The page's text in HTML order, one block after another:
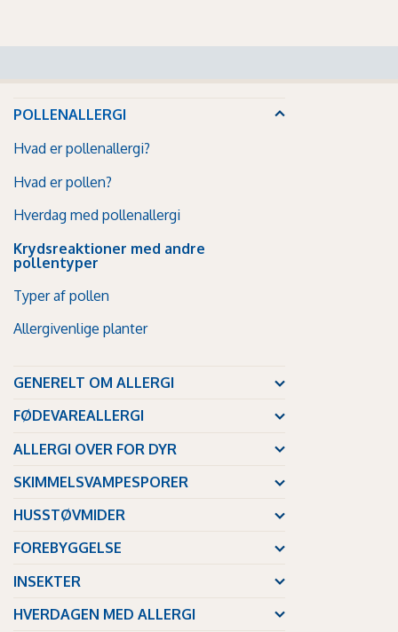
POLLENALLERGI
Hvad er pollenallergi?
Hvad er pollen?
Hverdag med pollenallergi
Krydsreaktioner med andre
pollentyper
Typer af pollen
Allergivenlige planter
GENERELT OM ALLERGI
FØDEVAREALLERGI
ALLERGI OVER FOR DYR
SKIMMELSVAMPESPORER
HUSSTØVMIDER
FOREBYGGELSE
INSEKTER
HVERDAGEN MED ALLERGI